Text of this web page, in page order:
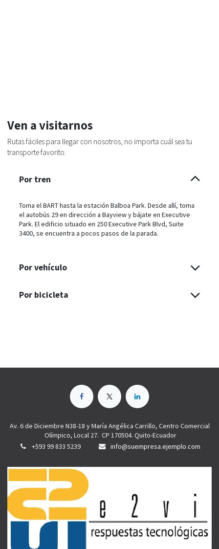
Ven a visitarnos
Rutas fáciles para llegar con nosotros, no importa cuál sea tu
transporte favorito.
Por tren
Toma el BART hasta la estación Balboa Park. Desde allí, toma
el autobús 29 en dirección a Bayview y bájate en Executive
Park. El edificio situado en 250 Executive Park Blvd, Suite
3400, se encuentra a pocos pasos de la parada.
Por vehículo
Por bicicleta
Av. 6 de Diciembre N38-18 y María Angélica Carrillo, Centro Comercial
Olímpico, Local 27. CP 170504. Quito-Ecuador
+593 99 833 5239
info@suempresa.ejemplo.com